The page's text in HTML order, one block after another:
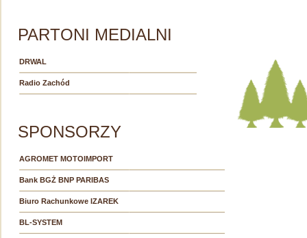
PARTONI MEDIALNI
DRWAL
Radio Zachód
SPONSORZY
AGROMET MOTOIMPORT
Bank BGŻ BNP PARIBAS
Biuro Rachunkowe IZAREK
BL-SYSTEM